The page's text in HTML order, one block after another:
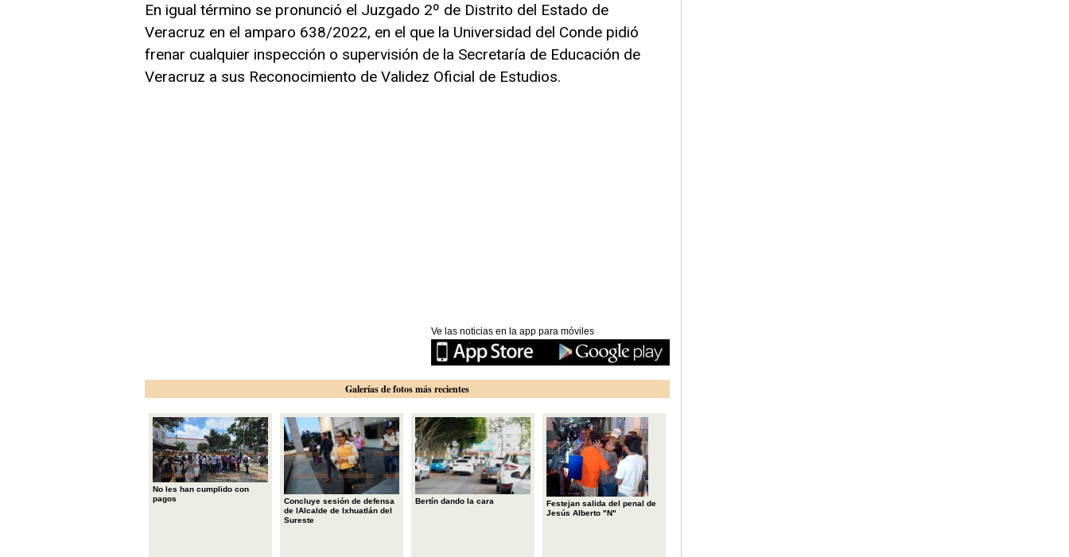
En igual término se pronunció el Juzgado 2º de Distrito del Estado de
Veracruz en el amparo 638/2022, en el que la Universidad del Conde pidió
frenar cualquier inspección o supervisión de la Secretaría de Educación de
Veracruz a sus Reconocimiento de Validez Oficial de Estudios.
Ve las noticias en la app para móviles
Galerías de fotos más recientes
No les han cumplido con
pagos
Concluye sesión de defensa
de lAlcalde de Ixhuatlán del
Sureste
Bertín dando la cara
Festejan salida del penal de
Jesús Alberto "N"